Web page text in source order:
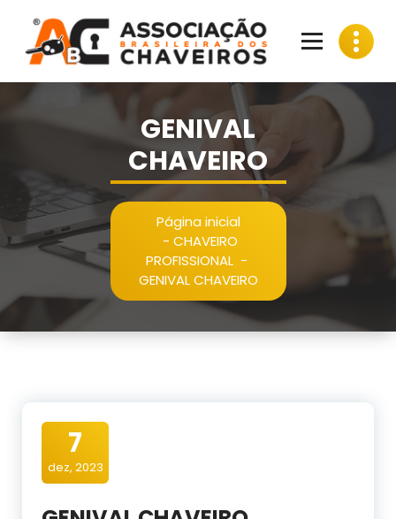
conteúdo
GENIVAL
CHAVEIRO
Página inicial
- CHAVEIRO
PROFISSIONAL-
GENIVAL CHAVEIRO
7
dez, 2023